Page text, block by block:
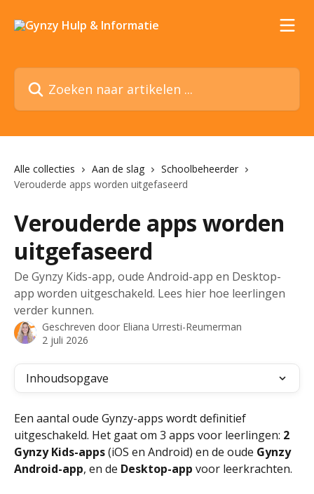
Zoeken naar artikelen ...
Alle collecties Aan de slag
Schoolbeheerder
Verouderde apps worden uitgefaseerd
Verouderde apps worden
uitgefaseerd
De Gynzy Kids-app, oude Android-app en Desktop-
app worden uitgeschakeld. Lees hier hoe leerlingen
verder kunnen.
Geschreven door Eliana Urresti-Reumerman
2 juli 2026
Inhoudsopgave
Een aantal oude Gynzy-apps wordt definitief
uitgeschakeld. Het gaat om 3 apps voor leerlingen: 2
Gynzy Kids-apps (iOS en Android) en de oude Gynzy
Android-app, en de Desktop-app voor leerkrachten.